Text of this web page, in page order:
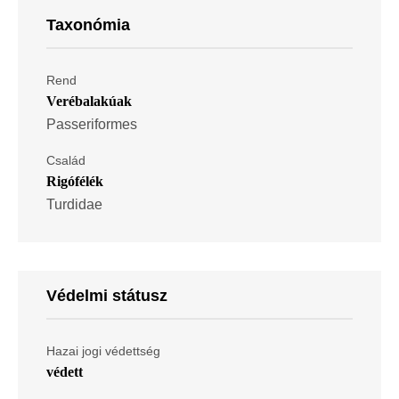
Taxonómia
Rend
Verébalakúak
Passeriformes
Család
Rigófélék
Turdidae
Védelmi státusz
Hazai jogi védettség
védett